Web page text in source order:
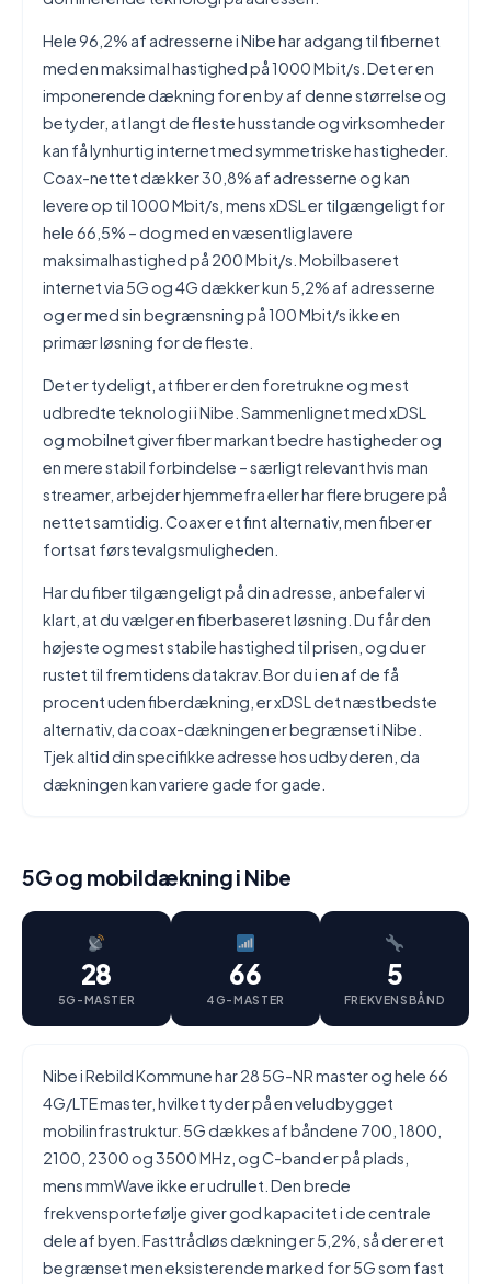
Hele 96,2% af adresserne i Nibe har adgang til fibernet
med en maksimal hastighed på 1000 Mbit/s. Det er en
imponerende dækning for en by af denne størrelse og
betyder, at langt de fleste husstande og virksomheder
kan få lynhurtig internet med symmetriske hastigheder.
Coax-nettet dækker 30,8% af adresserne og kan
levere op til 1000 Mbit/s, mens xDSL er tilgængeligt for
hele 66,5% – dog med en væsentlig lavere
maksimalhastighed på 200 Mbit/s. Mobilbaseret
internet via 5G og 4G dækker kun 5,2% af adresserne
og er med sin begrænsning på 100 Mbit/s ikke en
primær løsning for de fleste.
Det er tydeligt, at fiber er den foretrukne og mest
udbredte teknologi i Nibe. Sammenlignet med xDSL
og mobilnet giver fiber markant bedre hastigheder og
en mere stabil forbindelse – særligt relevant hvis man
streamer, arbejder hjemmefra eller har flere brugere på
nettet samtidig. Coax er et fint alternativ, men fiber er
fortsat førstevalgsmuligheden.
Har du fiber tilgængeligt på din adresse, anbefaler vi
klart, at du vælger en fiberbaseret løsning. Du får den
højeste og mest stabile hastighed til prisen, og du er
rustet til fremtidens datakrav. Bor du i en af de få
procent uden fiberdækning, er xDSL det næstbedste
alternativ, da coax-dækningen er begrænset i Nibe.
Tjek altid din specifikke adresse hos udbyderen, da
dækningen kan variere gade for gade.
5G og mobildækning i Nibe
28
5G-MASTER
66
4G-MASTER
5
FREKVENSBÅND
Nibe i Rebild Kommune har 28 5G-NR master og hele 66
4G/LTE master, hvilket tyder på en veludbygget
mobilinfrastruktur. 5G dækkes af båndene 700, 1800,
2100, 2300 og 3500 MHz, og C-band er på plads,
mens mmWave ikke er udrullet. Den brede
frekvensportefølje giver god kapacitet i de centrale
dele af byen. Fasttrådløs dækning er 5,2%, så der er et
begrænset men eksisterende marked for 5G som fast